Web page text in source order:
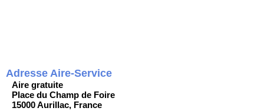
Adresse Aire-Service
Aire gratuite
Place du Champ de Foire
15000 Aurillac, France